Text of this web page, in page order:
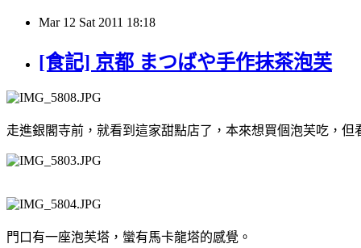
Mar 12 Sat 2011 18:18
[食記] 京都 まつばや手作抹茶泡芙
走進銀閣寺前，就看到這家甜點店了，本來想買個泡芙吃，
門口有一座泡芙塔，蠻有馬卡龍塔的感覺。